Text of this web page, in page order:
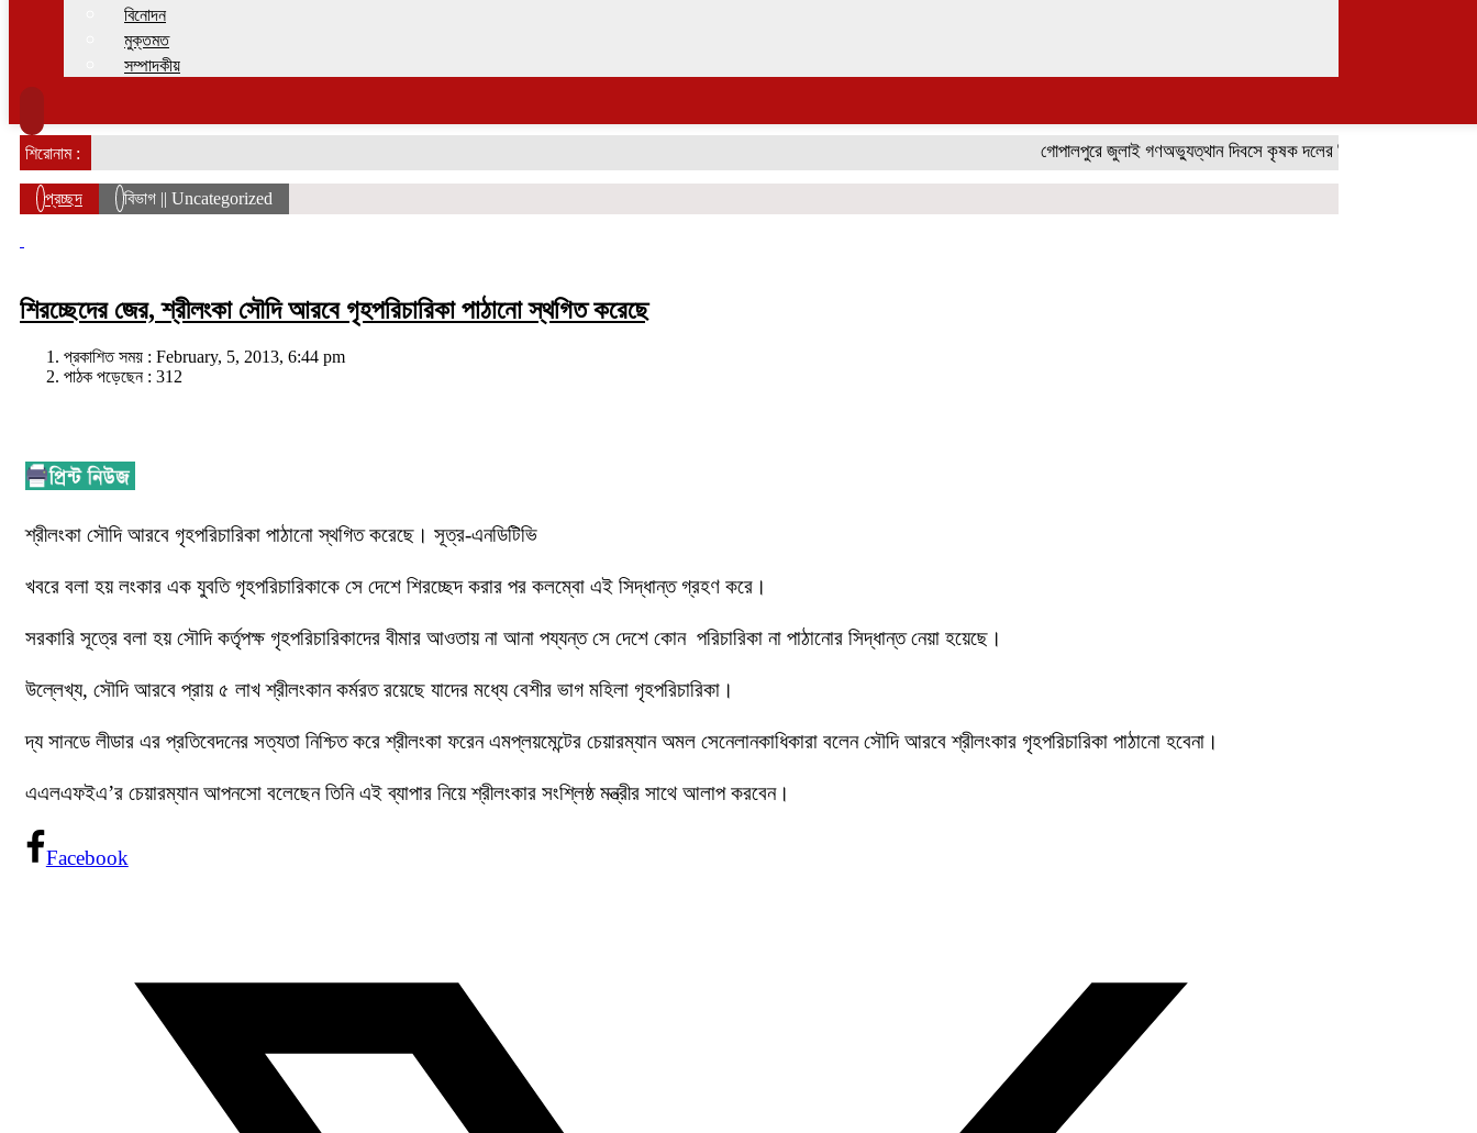
বিনোদন
মুক্তমত
সম্পাদকীয়
শিরোনাম : গোপালপুরে জুলাই গণঅভ্যুত্থান দিবসে কৃষক দলের বিজয় র‍্যালি
প্রচ্ছদ বিভাগ || Uncategorized
শিরচ্ছেদের জের, শ্রীলংকা সৌদি আরবে গৃহপরিচারিকা পাঠানো স্থগিত করেছে
প্রকাশিত সময় : February, 5, 2013, 6:44 pm
পাঠক পড়েছেন : 312
শ্রীলংকা সৌদি আরবে গৃহপরিচারিকা পাঠানো স্থগিত করেছে। সূত্র-এনডিটিভি
খবরে বলা হয় লংকার এক যুবতি গৃহপরিচারিকাকে সে দেশে শিরচ্ছেদ করার পর কলম্বো এই সিদ্ধান্ত গ্রহণ করে।
সরকারি সূত্রে বলা হয় সৌদি কর্তৃপক্ষ গৃহপরিচারিকাদের বীমার আওতায় না আনা পয্যন্ত সে দেশে কোন পরিচারিকা না পাঠানোর সিদ্ধান্ত নেয়া হয়েছে।
উল্লেখ্য, সৌদি আরবে প্রায় ৫ লাখ শ্রীলংকান কর্মরত রয়েছে যাদের মধ্যে বেশীর ভাগ মহিলা গৃহপরিচারিকা।
দ্য সানডে লীডার এর প্রতিবেদনের সত্যতা নিশ্চিত করে শ্রীলংকা ফরেন এমপ্লয়মেন্টের চেয়ারম্যান অমল সেনেলানকাধিকারা বলেন সৌদি আরবে শ্রীলংকার গৃহপরিচারিকা পাঠানো হবেনা।
এএলএফইএ’র চেয়ারম্যান আপনসো বলেছেন তিনি এই ব্যাপার নিয়ে শ্রীলংকার সংশ্লিষ্ঠ মন্ত্রীর সাথে আলাপ করবেন।
Facebook